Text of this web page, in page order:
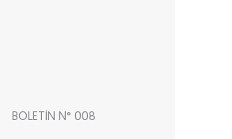
BOLETÍN N° 008